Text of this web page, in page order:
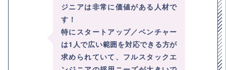
ジニアは非常に価値がある人材で
す！
特にスタートアップ／ベンチャー
は1人で広い範囲を対応できる方が
求められていて、フルスタックエ